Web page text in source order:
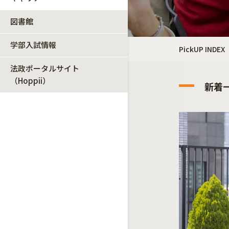
図書館
学部入試情報
法政ポータルサイト
（Hoppii）
PickUP INDEX
新着